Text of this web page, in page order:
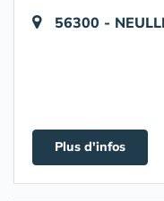
56300 -
Plus d'infos